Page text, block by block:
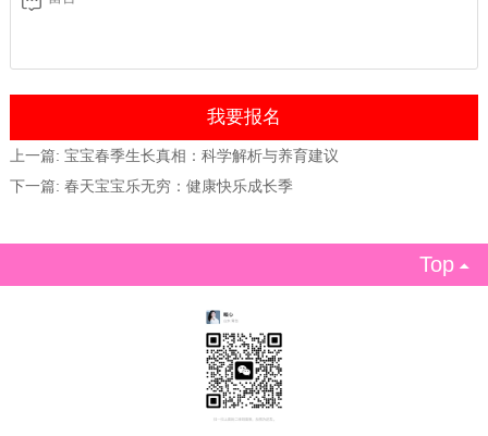
上一篇: 宝宝春季生长真相：科学解析与养育建议
下一篇: 春天宝宝乐无穷：健康快乐成长季
Top